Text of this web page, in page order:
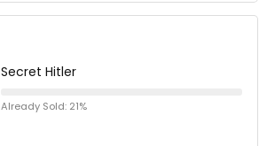
Secret Hitler
Already Sold: 21%